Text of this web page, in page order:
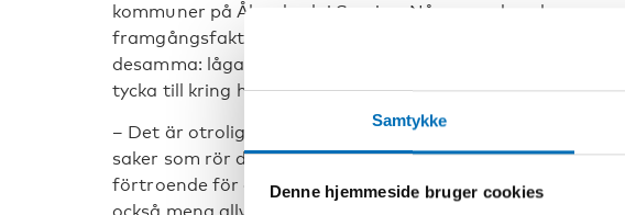
Samtykke
Denne hjemmeside bruger cookies
kommuner på Åland och i Sverige. Några av de saker som
framgångsfaktorer är att essenserna i ett
desamma: låga trösklar är bra och det är viktigt att unga
tycka till kring hur saker ska genomföras.
– Det är otroligt viktigt att unga känner att de blir lyssnade
saker som rör dem. Det är extra viktigt eftersom många
förtroende för de demokratiska institutionerna. Vill vi ha